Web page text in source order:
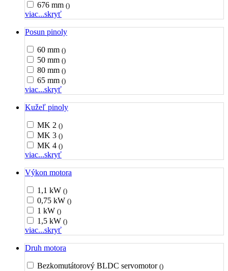
676 mm ()
viac...skryť
Posun pinoly
60 mm ()
50 mm ()
80 mm ()
65 mm ()
viac...skryť
Kužeľ pinoly
MK 2 ()
MK 3 ()
MK 4 ()
viac...skryť
Výkon motora
1,1 kW ()
0,75 kW ()
1 kW ()
1,5 kW ()
viac...skryť
Druh motora
Bezkomutátorový BLDC servomotor ()